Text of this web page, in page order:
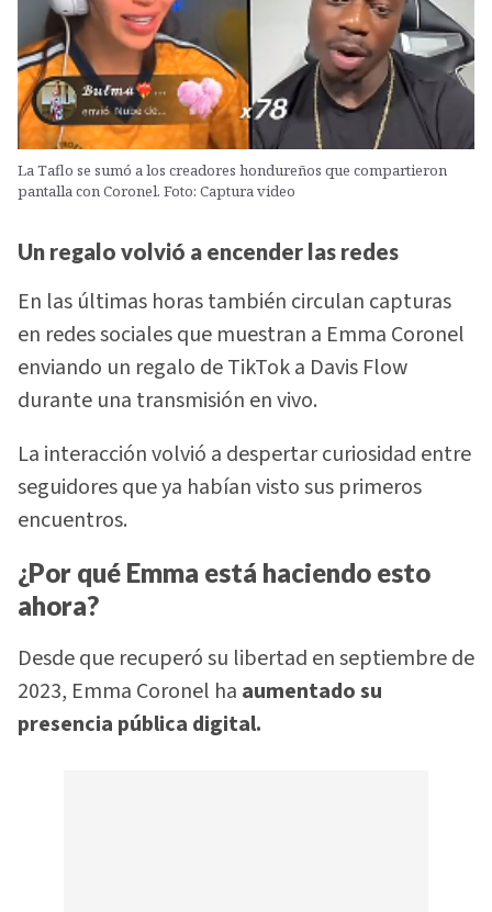
La Taflo se sumó a los creadores hondureños que compartieron
pantalla con Coronel. Foto: Captura video
Un regalo volvió a encender las redes
En las últimas horas también circulan capturas
en redes sociales que muestran a Emma Coronel
enviando un regalo de TikTok a Davis Flow
durante una transmisión en vivo.
La interacción volvió a despertar curiosidad entre
seguidores que ya habían visto sus primeros
encuentros.
¿Por qué Emma está haciendo esto
ahora?
Desde que recuperó su libertad en septiembre de
2023, Emma Coronel ha aumentado su
presencia pública digital.